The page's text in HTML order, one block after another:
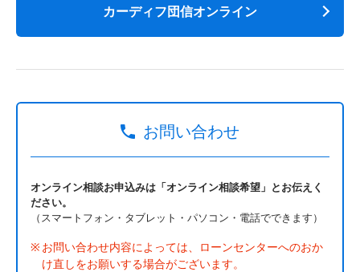
カーディフ団信オンライン
お問い合わせ
オンライン相談お申込みは「オンライン相談希望」とお伝えく
ださい。
（スマートフォン・タブレット・パソコン・電話でできます）
お問い合わせ内容によっては、ローンセンターへのおか
け直しをお願いする場合がございます。